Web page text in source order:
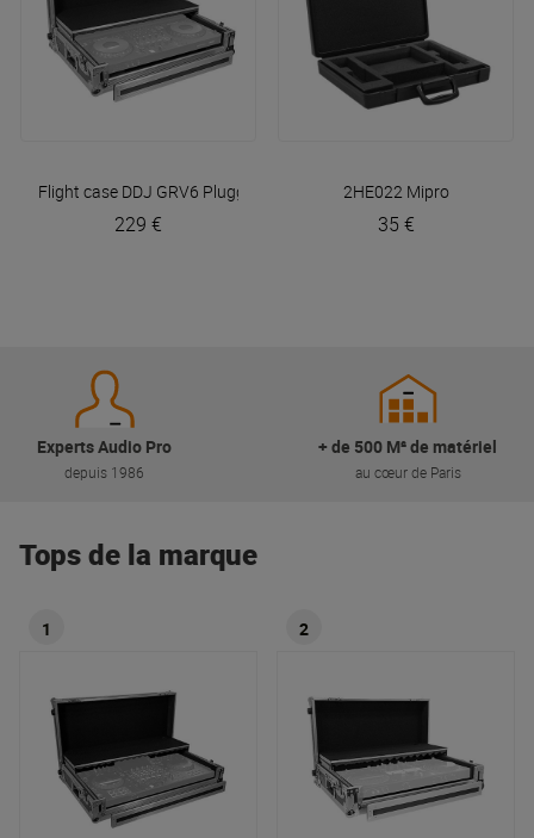
Flight case DDJ GRV6 Plugger Case
229 €
2HE022 Mipro
35 €
Experts Audio Pro
depuis 1986
+ de 500 M² de matériel
au cœur de Paris
Tops de la marque
1 2